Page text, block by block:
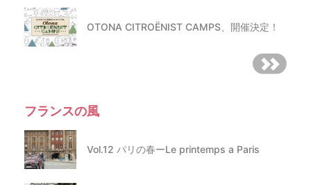
OTONA CITROËNIST CAMPS、開催決定！
フランスの風
Vol.12 パリの春ーLe printemps a Paris